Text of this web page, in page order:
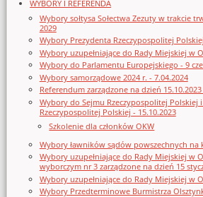
WYBORY I REFERENDA
Wybory sołtysa Sołectwa Zezuty w trakcie
2029
Wybory Prezydenta Rzeczypospolitej
Wybory uzupełniające do Rady Miejskiej w
Wybory do Parlamentu Europejskiego - 9
Wybory samorządowe 2024 r. - 7.04.2024
Referendum zarządzone na dzień 15.10.2023
Wybory do Sejmu Rzeczypospolitej Polskiej
Rzeczypospolitej Polskiej - 15.10.2023
Szkolenie dla członków OKW
Wybory ławników sądów powszechnych na
Wybory uzupełniające do Rady Miejskiej w
wyborczym nr 3 zarządzone na dzień 15
Wybory uzupełniające do Rady Miejskiej w
Wybory Przedterminowe Burmistrza